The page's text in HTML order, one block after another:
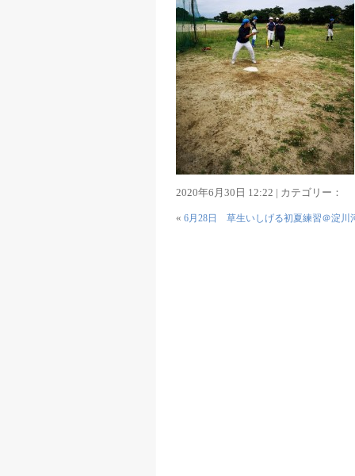
2020年6月30日 12:22 | カテゴリー：
« 6月28日 草生いしげる初夏練習＠淀川